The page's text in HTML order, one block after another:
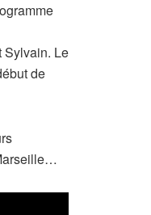
Sylvain. Le
de